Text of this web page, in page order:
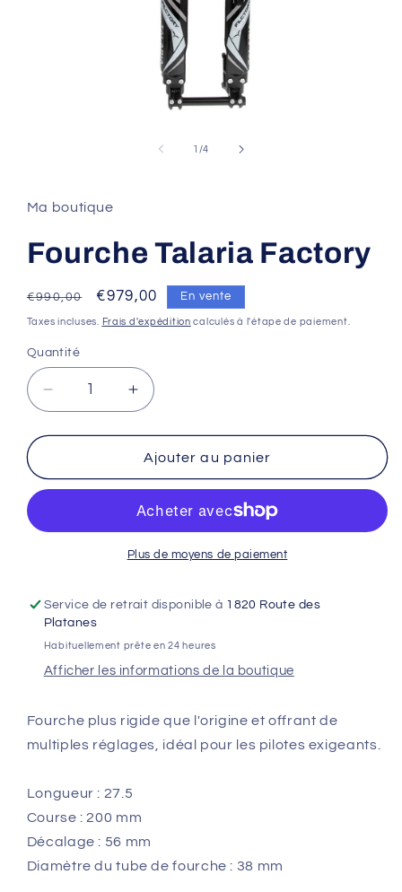
fenêtre
modale
1 /de
4
Ma boutique
Fourche Talaria Factory
Prix
habituel
€990,00
Prix
promotionnel
€979,00 En vente
Taxes incluses. Frais d'expédition calculés à l'étape de paiement.
Quantité
Réduire
la
quantité
Fourche
Talaria
Augmenter
la
quantité
de
Fourche
Factory
Ajouter au panier
Plus de moyens de paiement
Service de retrait disponible à 1820 Route des
Platanes
Habituellement prête en 24 heures
Afficher les informations de la boutique
Fourche plus rigide que l'origine et offrant de
multiples réglages, idéal pour les pilotes exigeants.
Longueur : 27.5
Course : 200 mm
Décalage : 56 mm
Diamètre du tube de fourche : 38 mm